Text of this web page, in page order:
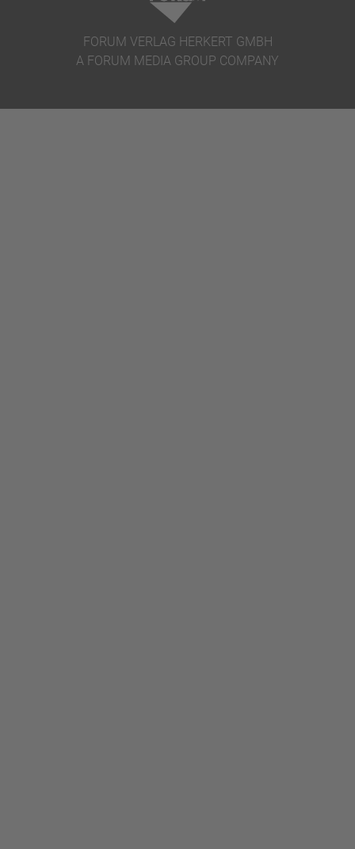
Unternehmen setzt auf modernste Technologie und
rechtliches Fachwissen, um seinen Nutzern die
bestmögliche Unterstützung im Bereich Baurecht zu
ZUM ANGEBOT
FORUM VERLAG HERKERT GMBH
A FORUM MEDIA GROUP COMPANY